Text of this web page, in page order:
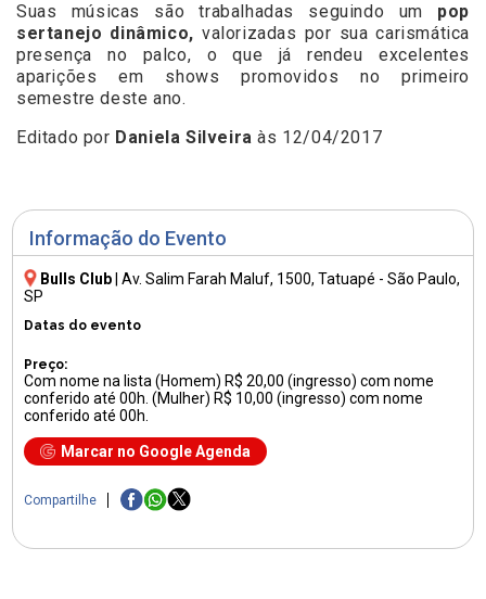
Informação do Evento
Bulls Club |Av. Salim Farah Maluf, 1500, Tatuapé - São Paulo,
SP
Datas do evento
Preço:
Com nome na lista (Homem) R$ 20,00 (ingresso) com nome
conferido até 00h. (Mulher) R$ 10,00 (ingresso) com nome
conferido até 00h.
Marcar no Google Agenda
Compartilhe
Suas músicas são trabalhadas seguindo um pop
sertanejo dinâmico, valorizadas por sua carismática
presença no palco, o que já rendeu excelentes
aparições em shows promovidos no primeiro
semestre deste ano.
Editado por Daniela Silveira às 12/04/2017